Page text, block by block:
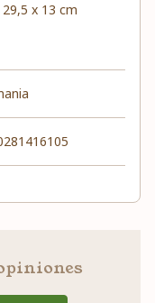
29,5 x 13 cm